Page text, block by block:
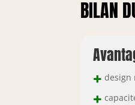
BILAN
+ design
+